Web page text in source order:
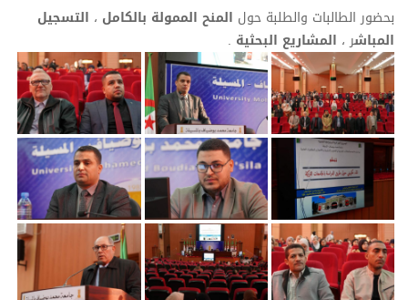
بحضور الطالبات والطلبة حول المنح الممولة بالكامل ، التسجيل
المباشر ، المشاريع البحثية .